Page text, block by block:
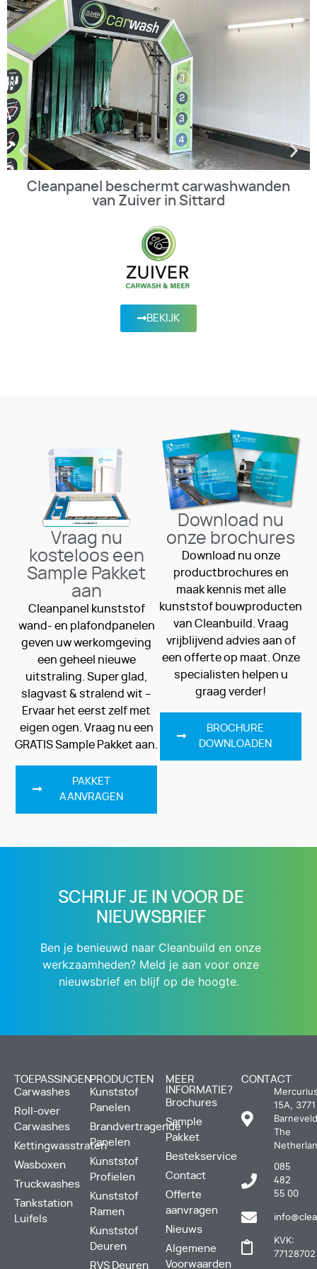
Cleanpanel beschermt carwashwanden
van Zuiver in Sittard
BEKIJK
Vraag nu
kosteloos een
Sample Pakket
aan
Cleanpanel kunststof
wand- en plafondpanelen
geven uw werkomgeving
een geheel nieuwe
uitstraling. Super glad,
slagvast & stralend wit –
Ervaar het eerst zelf met
eigen ogen. Vraag nu een
GRATIS Sample Pakket aan.
PAKKET
AANVRAGEN
Download nu
onze brochures
Download nu onze
productbrochures en
maak kennis met alle
kunststof bouwproducten
van Cleanbuild. Vraag
vrijblijvend advies aan of
een offerte op maat. Onze
specialisten helpen u
graag verder!
BROCHURE
DOWNLOADEN
SCHRIJF JE IN VOOR DE
NIEUWSBRIEF
Ben je benieuwd naar Cleanbuild en onze
werkzaamheden? Meld je aan voor onze
nieuwsbrief en blijf op de hoogte.
TOEPASSINGEN
Carwashes
Roll-over
Carwashes
Kettingwasstraten
Wasboxen
Truckwashes
Tankstation
Luifels
PRODUCTEN
Kunststof
Panelen
Brandvertragende
Panelen
Kunststof
Profielen
Kunststof
Ramen
Kunststof
Deuren
RVS Deuren
MEER
INFORMATIE?
Brochures
Sample
Pakket
Bestekservice
Contact
Offerte
aanvragen
Nieuws
Algemene
Voorwaarden
CONTACT
15A,
The
085
482
55 00
KVK:
77128702